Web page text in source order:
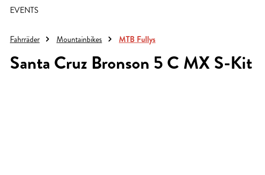
EVENTS
Fahrräder Mountainbikes MTB Fullys
Santa Cruz Bronson 5 C MX S-Kit